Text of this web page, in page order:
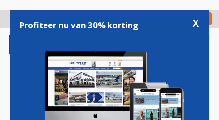
gaan
Check in
Magazine Podcasts Vacatures
Profiteer nu van 30% korting x